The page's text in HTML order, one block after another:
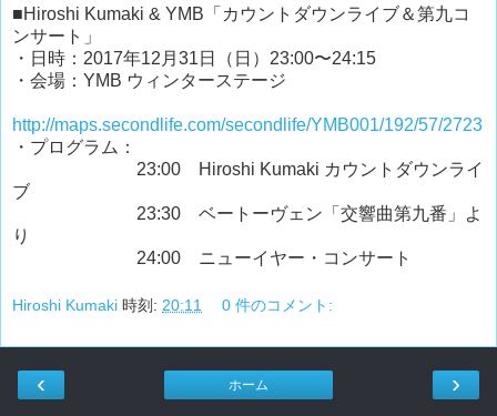
■Hiroshi Kumaki & YMB「カウントダウンライブ＆第九コ
ンサート」
・日時：2017年12月31日（日）23:00〜24:15
・会場：YMB ウィンターステージ
http://maps.secondlife.com/secondlife/YMB001/192/57/2723
・プログラム：
23:00 Hiroshi Kumaki カウントダウンライ
ブ
23:30 ベートーヴェン「交響曲第九番」よ
り
24:00 ニューイヤー・コンサート
Hiroshi Kumaki 時刻: 20:11 0 件のコメント:
‹ ›
ホーム